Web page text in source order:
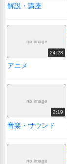
解説・講座
no image
24:28
アニメ
no image
2:19
音楽・サウンド
no image